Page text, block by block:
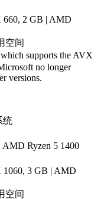
660, 2 GB | AMD
空间
supports the AVX
no longer
versions.
统
AMD Ryzen 5 1400
1060, 3 GB | AMD
空间